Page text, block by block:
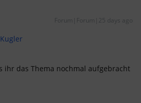
Forum|Forum|25 days ago
ihr das Thema nochmal aufgebracht